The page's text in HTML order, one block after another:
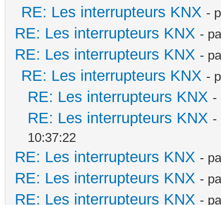
RE: Les interrupteurs KNX -
RE: Les interrupteurs KNX -
RE: Les interrupteurs KNX -
RE: Les interrupteurs KNX -
RE: Les interrupteurs KNX -
RE: Les interrupteurs KNX -
10:37:22
RE: Les interrupteurs KNX -
RE: Les interrupteurs KNX -
RE: Les interrupteurs KNX -